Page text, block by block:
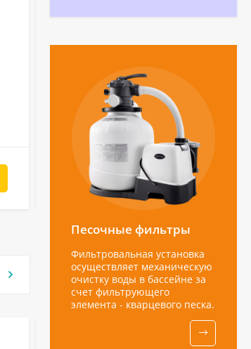
бассейна, артикул 28006
6028
Китай
INTEX
Артикул: 28006
В НАЛИЧИИ
5 500 ₽ В КОРЗИНУ
Песочные фильтры
Фильтровальная установка
осуществляет механическую
очистку воды в бассейне за
счет фильтрующего
элемента - кварцевого песка.